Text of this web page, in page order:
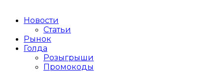
Новости
Статьи
Рынок
Голда
Розыгрыши
Промокоды